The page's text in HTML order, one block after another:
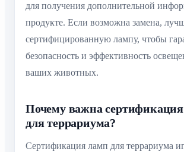
для получения дополнительной
продукте. Если возможна замена,
сертифицированную лампу, чтобы
безопасность и эффективность
ваших животных.
Почему важна
для террариума?
Сертификация ламп для террариума